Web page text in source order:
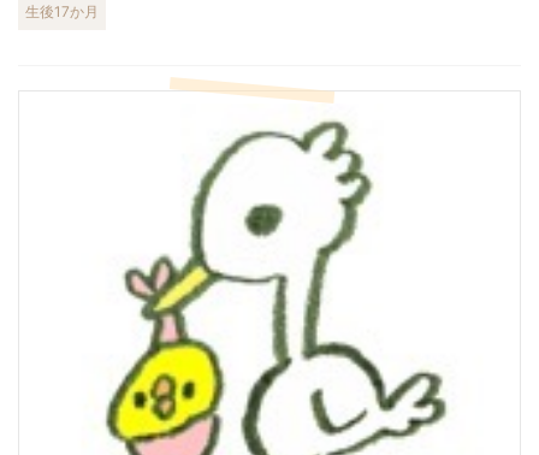
生後17か月